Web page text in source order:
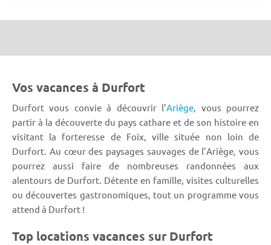
Vos vacances à Durfort
Durfort vous convie à découvrir l’Ariège, vous pourrez
partir à la découverte du pays cathare et de son histoire en
visitant la forteresse de Foix, ville située non loin de
Durfort. Au cœur des paysages sauvages de l’Ariège, vous
pourrez aussi faire de nombreuses randonnées aux
alentours de Durfort. Détente en famille, visites culturelles
ou découvertes gastronomiques, tout un programme vous
attend à Durfort !
Top locations vacances sur Durfort